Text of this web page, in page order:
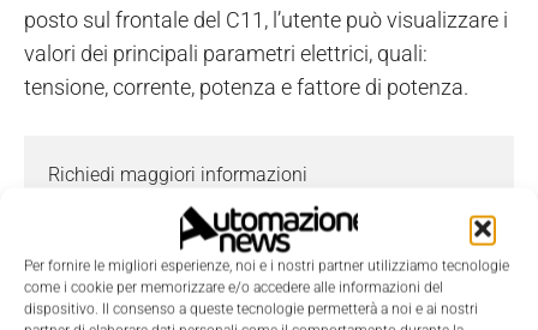
Per fornire le migliori esperienze, noi e i nostri partner utilizziamo tecnologie
come i cookie per memorizzare e/o accedere alle informazioni del
dispositivo. Il consenso a queste tecnologie permetterà a noi e ai nostri
posto sul frontale del C11, l’utente può visualizzare i
valori dei principali parametri elettrici, quali:
tensione, corrente, potenza e fattore di potenza.
Richiedi maggiori informazioni
I campi contrassegnati con
sono obbligatori.